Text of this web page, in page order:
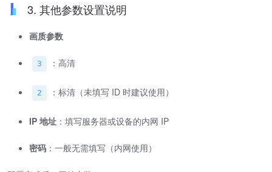
3. 其他参数设置说明
画质参数
3 ：高清
2 ：标清（未填写 ID 时建议使用）
IP 地址 ：填写服务器或设备的内网 IP
密码 ：一般无需填写（内网使用）